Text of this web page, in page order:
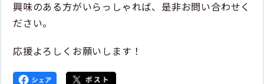
興味のある方がいらっしゃれば、是非お問い合わせく
ださい。
応援よろしくお願いします！